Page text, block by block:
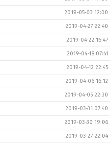
2019-05-03 12:00
2019-04-27 22:40
2019-04-22 16:47
2019-04-18 07:41
2019-04-12 22:45
2019-04-06 16:12
2019-04-05 22:30
2019-03-31 07:40
2019-03-30 19:06
2019-03-27 22:04